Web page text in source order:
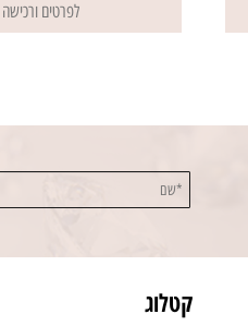
לפרטים ורכישה
קטלוג